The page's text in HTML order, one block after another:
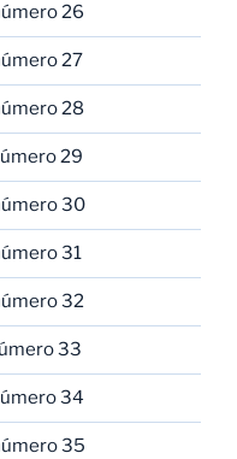
26
27
28
29
30
31
32
33
34
35